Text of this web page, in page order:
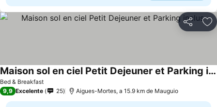
Partilhar
Bed & Breakfast
Maison sol en ciel Petit Dejeuner et Parking inclus
9,9 Excelente 25 Aigues-Mortes, a 15.9 km de Mauguio